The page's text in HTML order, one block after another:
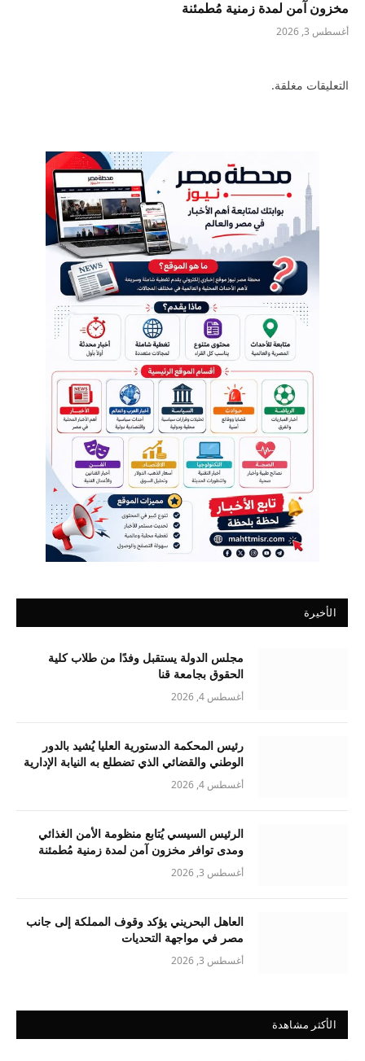
مخزون آمن لمدة زمنية مُطمئنة
أغسطس 3, 2026
التعليقات مغلقة.
الأخيرة
مجلس الدولة يستقبل وفدًا من طلاب كلية
الحقوق بجامعة قنا
أغسطس 4, 2026
رئيس المحكمة الدستورية العليا يُشيد بالدور
الوطني والقضائي الذي تضطلع به النيابة الإدارية
أغسطس 4, 2026
الرئيس السيسي يُتابع منظومة الأمن الغذائي
ومدى توافر مخزون آمن لمدة زمنية مُطمئنة
أغسطس 3, 2026
العاهل البحريني يؤكد وقوف المملكة إلى جانب
مصر في مواجهة التحديات
أغسطس 3, 2026
الأكثر مشاهدة